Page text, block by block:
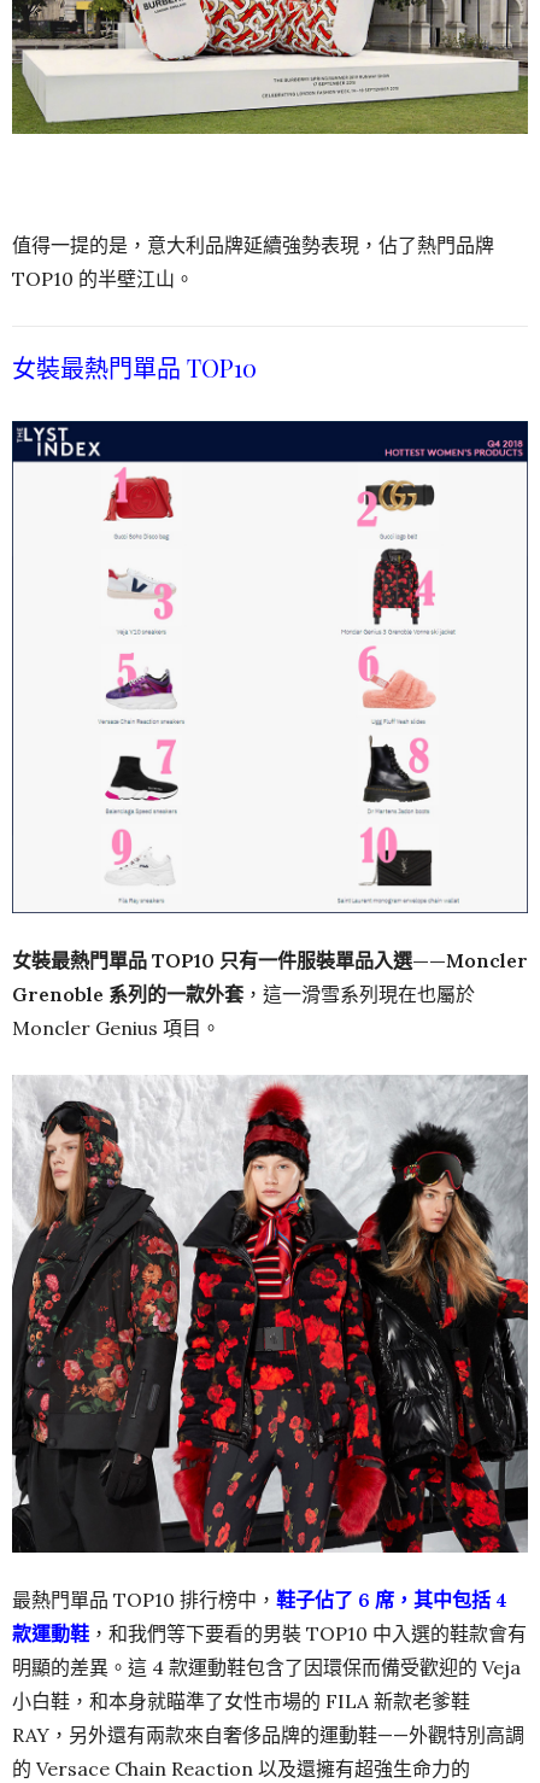
值得一提的是，意大利品牌延續強勢表現，佔了熱門品牌
TOP10 的半壁江山。
女裝最熱門單品 TOP10
女裝最熱門單品 TOP10 只有一件服裝單品入選——Moncler
Grenoble 系列的一款外套 ，這一滑雪系列現在也屬於
Moncler Genius 項目。
最熱門單品 TOP10 排行榜中， 鞋子佔了 6 席，其中包括 4
款運動鞋 ，和我們等下要看的男裝 TOP10 中入選的鞋款會有
明顯的差異。這 4 款運動鞋包含了因環保而備受歡迎的 Veja
小白鞋，和本身就瞄準了女性市場的 FILA 新款老爹鞋
RAY，另外還有兩款來自奢侈品牌的運動鞋——外觀特別高調
的 Versace Chain Reaction 以及還擁有超強生命力的